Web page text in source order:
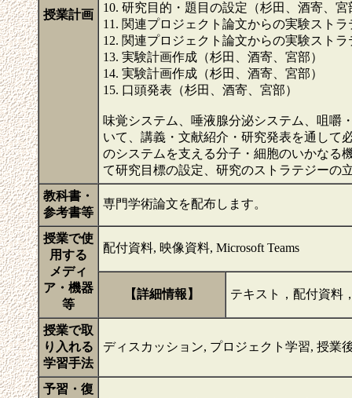
授業計画
10. 研究目的・題目の設定（杉田、酒寄、宮
11. 関連プロジェクト論文からの実験スト
12. 関連プロジェクト論文からの実験スト
13. 実験計画作成（杉田、酒寄、宮部）
14. 実験計画作成（杉田、酒寄、宮部）
15. 口頭発表（杉田、酒寄、宮部）
味覚システム、唾液腺分泌システム、咀嚼
いて、講義・文献紹介・研究発表を通して
のシステムを支える分子・細胞のいかなる
て研究目標の設定、研究のストラテジーの
教科書・
参考書等
専門学術論文を配布します。
授業で使
用する
メディ
ア・機器
等
配付資料, 映像資料, Microsoft Teams
【詳細情報】 テキスト，配付資料
授業で取
り入れる
学習手法
ディスカッション, プロジェクト学習, 授業
予習・復